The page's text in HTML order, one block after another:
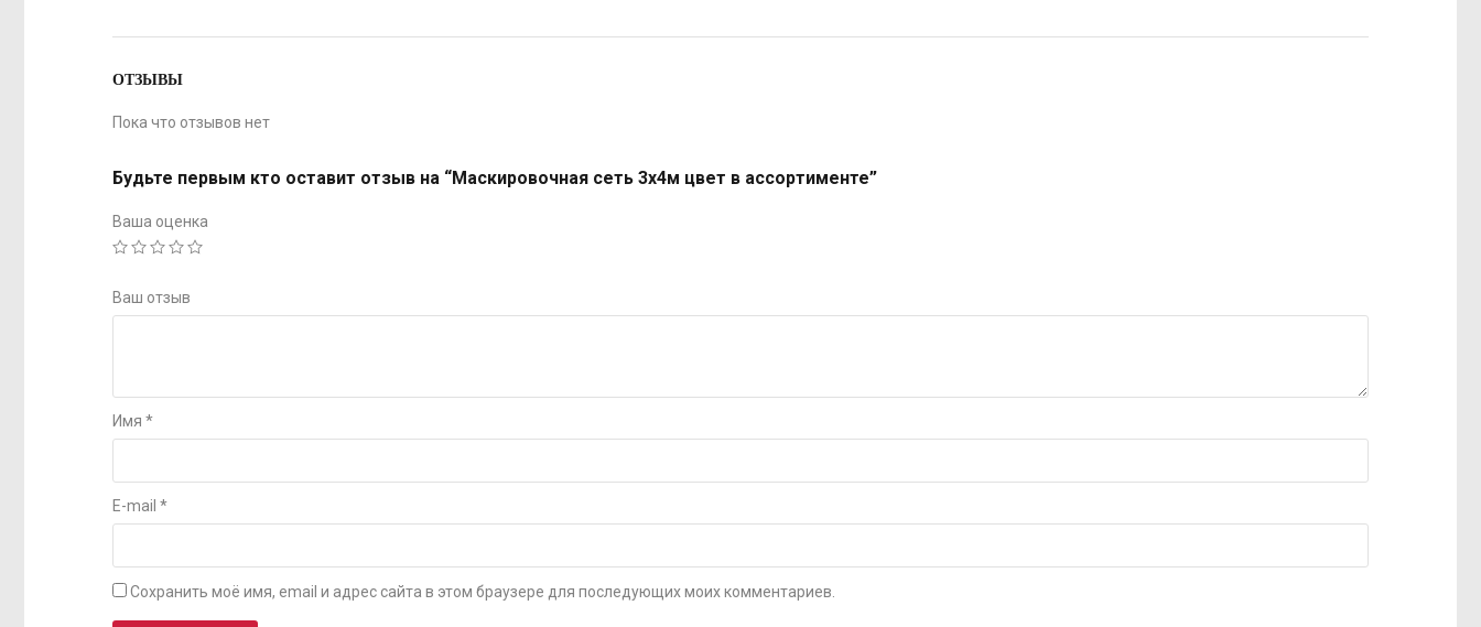
ОТЗЫВЫ
Пока что отзывов нет
Будьте первым кто оставит отзыв на “Маскировочная сеть 3х4м цвет в ассортименте”
Ваша оценка
Ваш отзыв
Имя *
E-mail *
Сохранить моё имя, email и адрес сайта в этом браузере для последующих моих комментариев.